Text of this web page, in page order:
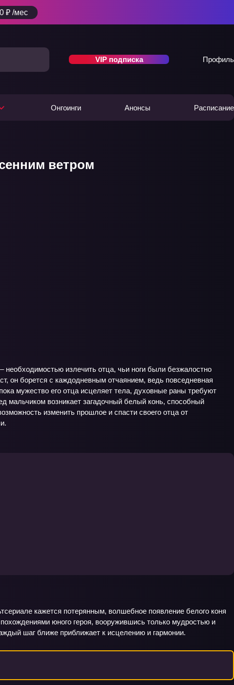
₽ /мес
VIP подписка Профиль
Онгоинги Анонсы Расписание
ветром
излечить отца, чьи ноги были безжалостно
он борется с каждодневным отчаянием, ведь повседневная
мужество его отца исцеляет тела, духовные раны требуют
мальчиком возникает загадочный белый конь, способный
изменить прошлое и спасти своего отца от
кажется потерянным, волшебное появление белого коня
юного героя, вооружившись только мудростью и
шаг ближе приближает к исцелению и гармонии.